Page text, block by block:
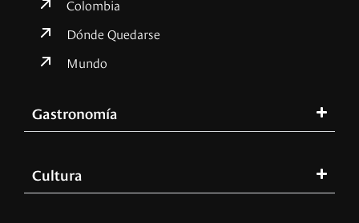
Colombia
Dónde Quedarse
Mundo
Gastronomía
Cultura